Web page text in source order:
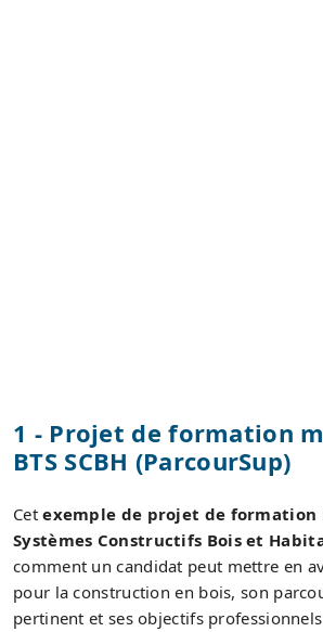
1 - Projet de formation
BTS SCBH (ParcourSup)
Cetexemple de projet de formation
Systèmes Constructifs Bois et
comment un candidat peut mettre en
pour la construction en bois, son
pertinent et ses objectifs